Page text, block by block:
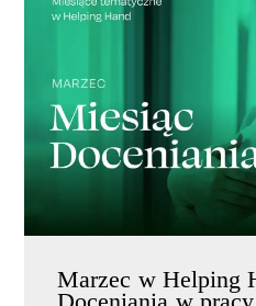
Marzec w Helping